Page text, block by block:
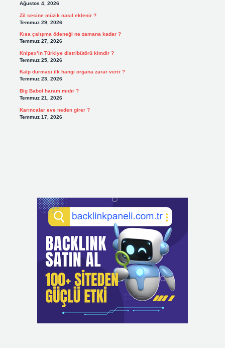
Ağustos 4, 2026
Zil sesine müzik nasıl eklenir ?
Temmuz 29, 2026
Kısa çalışma ödeneği ne zamana kadar ?
Temmuz 27, 2026
Knipex’in Türkiye distribütörü kimdir ?
Temmuz 25, 2026
Kalp durması ilk hangi organa zarar verir ?
Temmuz 23, 2026
Big Babol haram mıdır ?
Temmuz 21, 2026
Karıncalar eve neden girer ?
Temmuz 17, 2026